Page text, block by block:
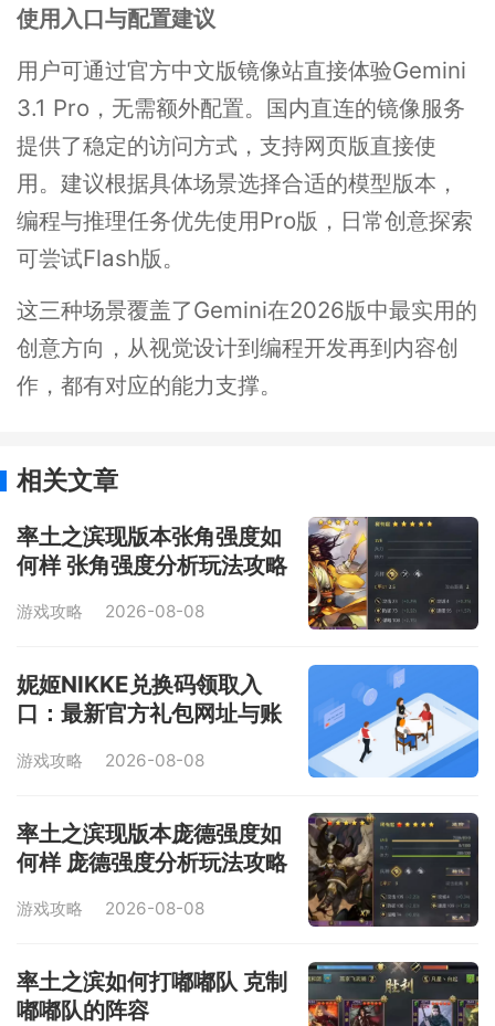
使用入口与配置建议
用户可通过官方中文版镜像站直接体验Gemini
3.1 Pro，无需额外配置。国内直连的镜像服务
提供了稳定的访问方式，支持网页版直接使
用。建议根据具体场景选择合适的模型版本，
编程与推理任务优先使用Pro版，日常创意探索
可尝试Flash版。
这三种场景覆盖了Gemini在2026版中最实用的
创意方向，从视觉设计到编程开发再到内容创
作，都有对应的能力支撑。
相关文章
率土之滨现版本张角强度如
何样 张角强度分析玩法攻略
游戏攻略 2026-08-08
妮姬NIKKE兑换码领取入
口：最新官方礼包网址与账
游戏攻略 2026-08-08
率土之滨现版本庞德强度如
何样 庞德强度分析玩法攻略
游戏攻略 2026-08-08
率土之滨如何打嘟嘟队 克制
嘟嘟队的阵容